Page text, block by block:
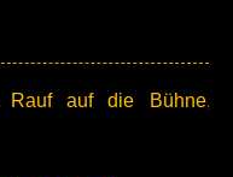
Rauf auf die Bühne,